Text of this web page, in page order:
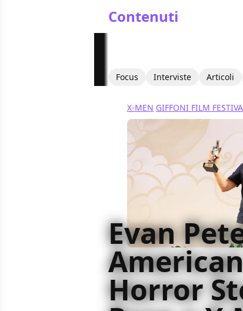
Contenuti
Focus Interviste Articoli
X-MEN GIFFONI FILM
Evan
Horror